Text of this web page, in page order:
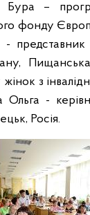
Бура –
фонду
-
з
Ольга -
Росія.